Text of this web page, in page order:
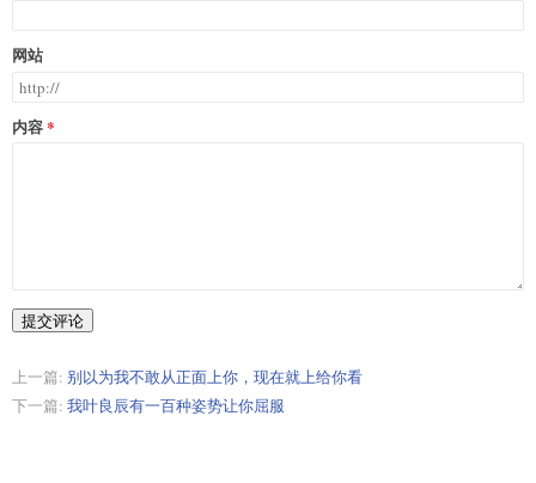
网站
内容
提交评论
上一篇: 别以为我不敢从正面上你，现在就上给你看
下一篇: 我叶良辰有一百种姿势让你屈服